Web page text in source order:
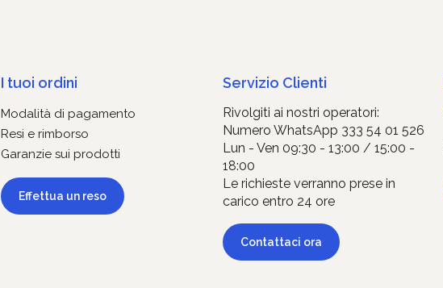
I tuoi ordini
Modalità di pagamento
Resi e rimborso
Garanzie sui prodotti
Effettua un reso
Servizio Clienti
Rivolgiti ai nostri operatori:
Numero WhatsApp 333 54 01 526
Lun - Ven 09:30 - 13:00 / 15:00 -
18:00
Le richieste verranno prese in
carico entro 24 ore
Contattaci ora